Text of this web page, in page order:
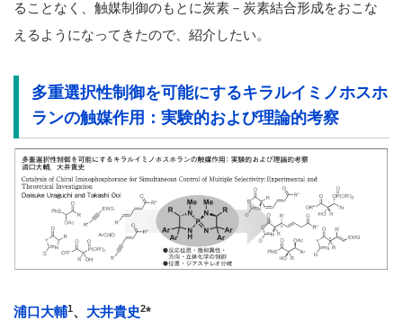
ることなく、触媒制御のもとに炭素－炭素結合形成をおこな
えるようになってきたので、紹介したい。
多重選択性制御を可能にするキラルイミノホスホ
ランの触媒作用：実験的および理論的考察
浦口大輔1、 大井貴史2*